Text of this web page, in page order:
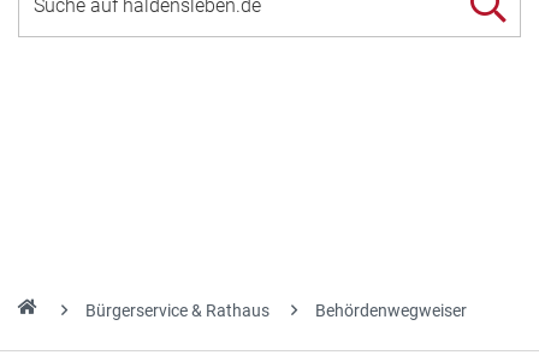
Bürgerservice & Rathaus Behördenwegweiser